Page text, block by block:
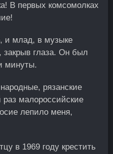
В первых комсомолках
и млад, в музыке
закрыв глаза. Он был
минуты.
рязанские
раз малороссийские
лепило меня,
в 1969 году крестить